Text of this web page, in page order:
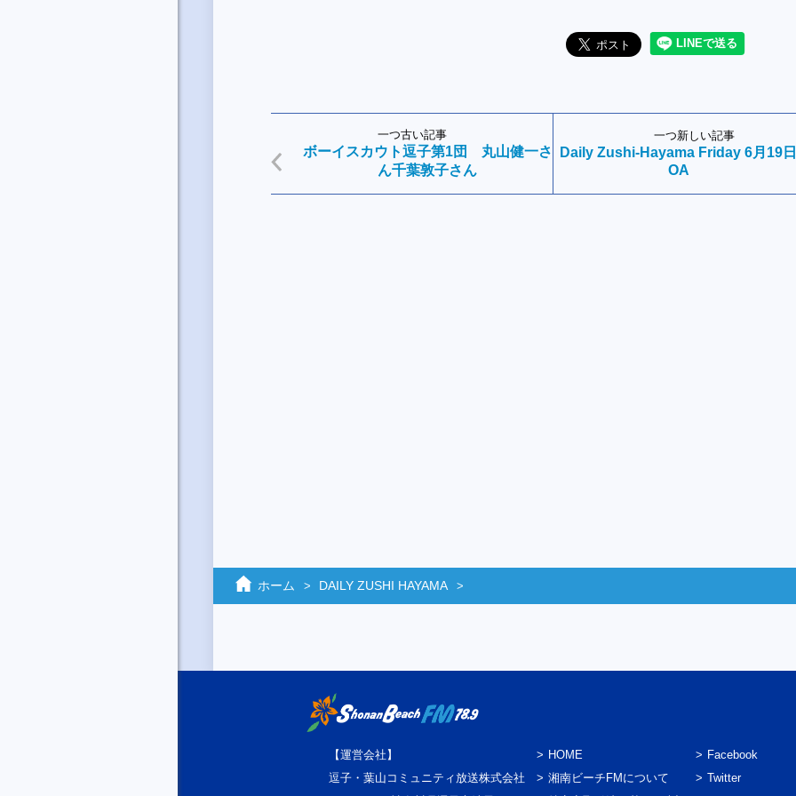
一つ古い記事
ボーイスカウト逗子第1団 丸山健一さ
ん千葉敦子さん
一つ新しい記事
Daily Zushi-Hayama Friday 6月19日
OA
ホーム DAILY ZUSHI HAYAMA
【運営会社】
逗子・葉山コミュニティ放送株式会社
HOME
湘南ビーチFMについて
Facebook
Twitter